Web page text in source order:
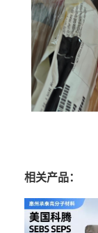
相关产品：